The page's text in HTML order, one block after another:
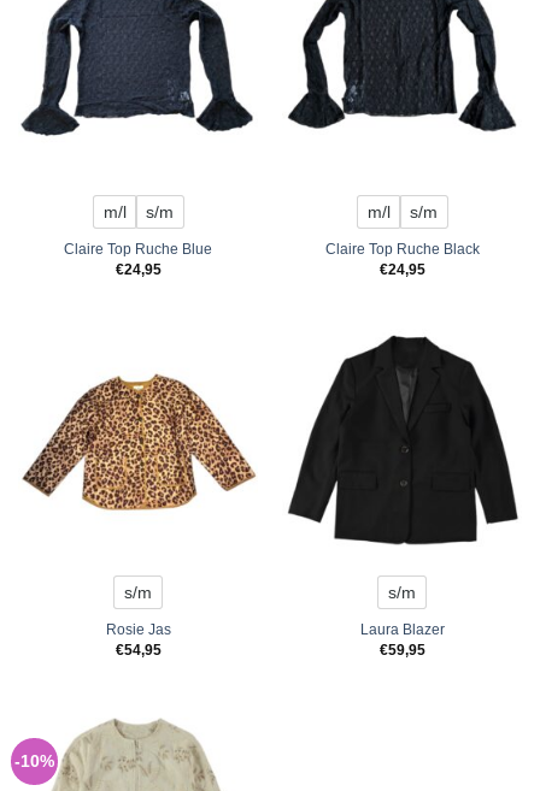
m/l s/m
Claire Top Ruche Blue
€24,95
m/l s/m
Claire Top Ruche Black
€24,95
s/m
Rosie Jas
€54,95
s/m
Laura Blazer
€59,95
-10%